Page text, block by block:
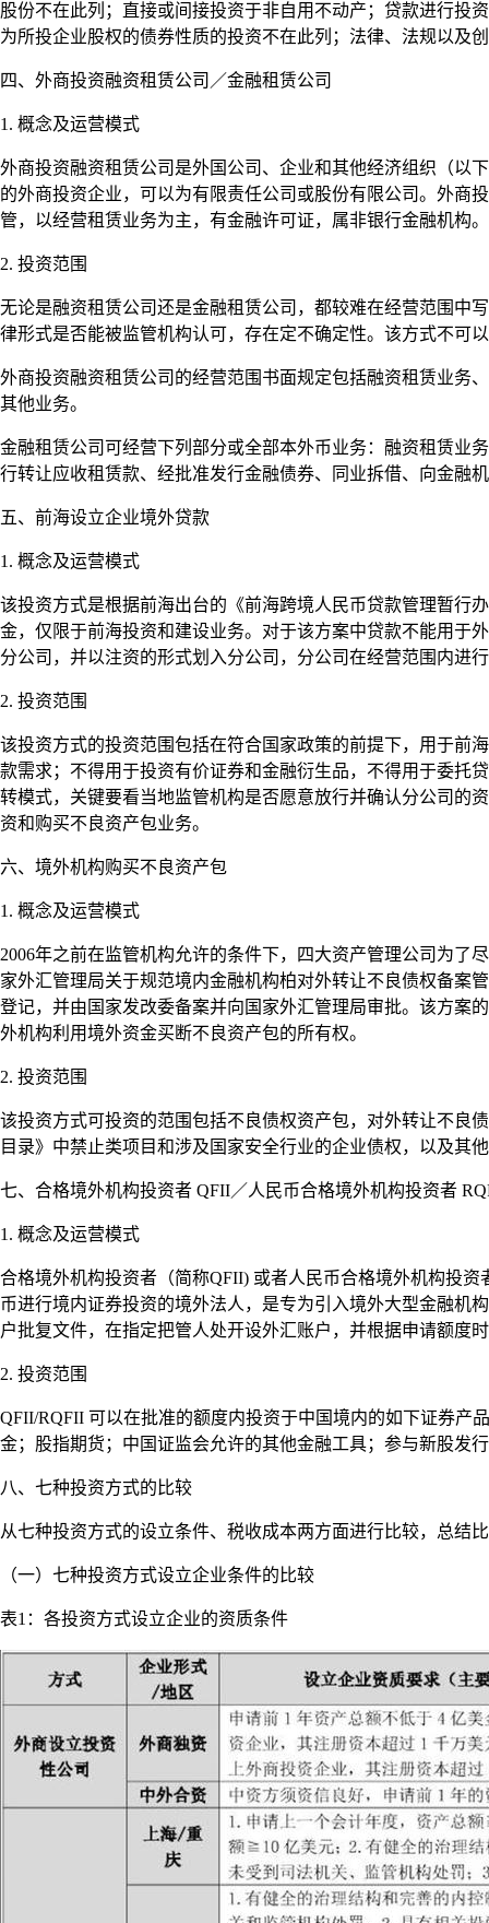
股份不在此列；直接或间接投资于非自用不动产；贷款进行投
为所投企业股权的债券性质的投资不在此列；法律、法规以及
四、外商投资融资租赁公司／金融租赁公司
1. 概念及运营模式
外商投资融资租赁公司是外国公司、企业和其他经济组织（以
的外商投资企业，可以为有限责任公司或股份有限公司。外商
管，以经营租赁业务为主，有金融许可证，属非银行金融机构。
2. 投资范围
无论是融资租赁公司还是金融租赁公司，都较难在经营范围中
律形式是否能被监管机构认可，存在定不确定性。该方式不可
外商投资融资租赁公司的经营范围书面规定包括融资租赁业务
其他业务。
金融租赁公司可经营下列部分或全部本外币业务：融资租赁业
行转让应收租赁款、经批准发行金融债券、同业拆借、向金融
五、前海设立企业境外贷款
1. 概念及运营模式
该投资方式是根据前海出台的《前海跨境人民币贷款管理暂行
金，仅限于前海投资和建设业务。对于该方案中贷款不能用于
分公司，并以注资的形式划入分公司，分公司在经营范围内进
2. 投资范围
该投资方式的投资范围包括在符合国家政策的前提下，用于前
款需求；不得用于投资有价证券和金融衍生品，不得用于委托
转模式，关键要看当地监管机构是否愿意放行并确认分公司的
资和购买不良资产包业务。
六、境外机构购买不良资产包
1. 概念及运营模式
2006年之前在监管机构允许的条件下，四大资产管理公司为了
家外汇管理局关于规范境内金融机构柏对外转让不良债权备案
登记，并由国家发改委备案并向国家外汇管理局审批。该方案
外机构利用境外资金买断不良资产包的所有权。
2. 投资范围
该投资方式可投资的范围包括不良债权资产包，对外转让不良
目录》中禁止类项目和涉及国家安全行业的企业债权，以及其
七、合格境外机构投资者 QFII／人民币合格境外机构投资者
1. 概念及运营模式
合格境外机构投资者（简称QFII) 或者人民币合格境外机构投
币进行境内证券投资的境外法人，是专为引入境外大型金融机
户批复文件，在指定把管人处开设外汇账户，并根据申请额度
2. 投资范围
QFII/RQFII 可以在批准的额度内投资于中国境内的如下证券产
金；股指期货；中国证监会允许的其他金融工具；参与新股发
八、七种投资方式的比较
从七种投资方式的设立条件、税收成本两方面进行比较，总结
（一）七种投资方式设立企业条件的比较
表1：各投资方式设立企业的资质条件